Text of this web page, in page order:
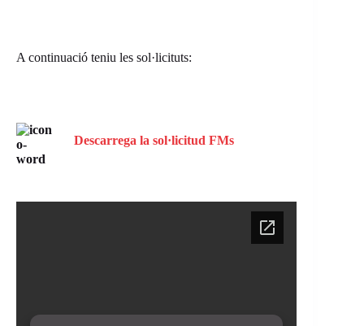
A continuació teniu les sol·licituts:
Descarrega la sol·licitud FMs